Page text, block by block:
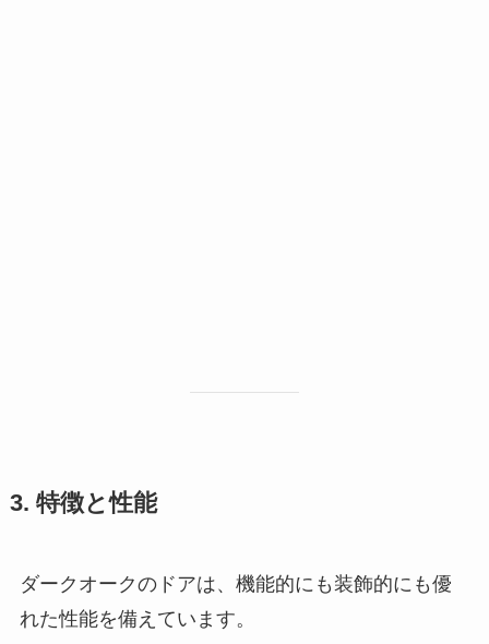
3. 特徴と性能
ダークオークのドアは、機能的にも装飾的にも優
れた性能を備えています。